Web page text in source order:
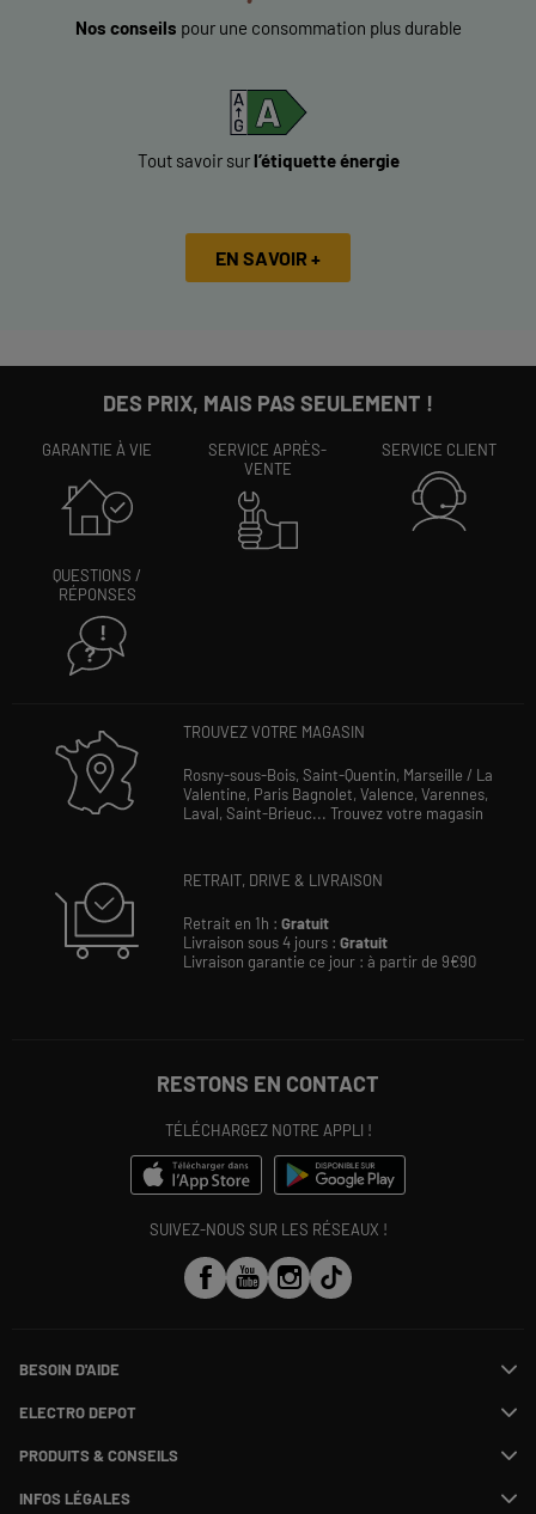
Nos conseils pour une consommation plus durable
Tout savoir surl’étiquette énergie
EN SAVOIR +
DES PRIX, MAIS PAS SEULEMENT !
GARANTIE À VIE
SERVICE APRÈS-
VENTE
SERVICE CLIENT
QUESTIONS /
RÉPONSES
TROUVEZ VOTRE MAGASIN
Rosny-sous-Bois, Saint-Quentin, Marseille / La
Valentine, Paris Bagnolet, Valence, Varennes,
Laval, Saint-Brieuc... Trouvez votre magasin
RETRAIT, DRIVE & LIVRAISON
Retrait en 1h : Gratuit
Livraison sous 4 jours : Gratuit
Livraison garantie ce jour : à partir de 9€90
RESTONS EN CONTACT
TÉLÉCHARGEZ NOTRE APPLI !
SUIVEZ-NOUS SUR LES RÉSEAUX !
BESOIN D'AIDE
Suivre ma commande
SAV
Payer en plusieurs fois
Information phishing
ELECTRO DEPOT
Rejoignez-nous !
PRODUITS & CONSEILS
Nos marques
Les avis du site
INFOS LÉGALES